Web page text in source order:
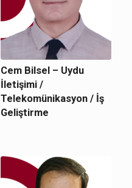
Cem Bilsel – Uydu
İletişimi /
Telekomünikasyon / İş
Geliştirme